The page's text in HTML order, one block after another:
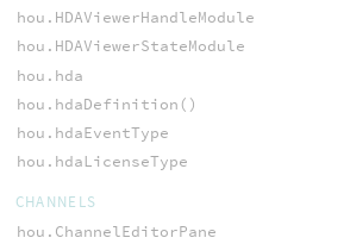
hou.HDAViewerHandleModule
hou.HDAViewerStateModule
hou.hda
hou.hdaDefinition()
hou.hdaEventType
hou.hdaLicenseType
CHANNELS
hou.ChannelEditorPane